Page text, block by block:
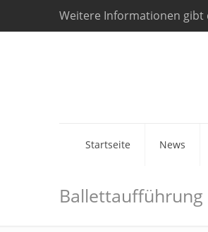
Weitere Informationen gibt
Startseite News
Ballettaufführung